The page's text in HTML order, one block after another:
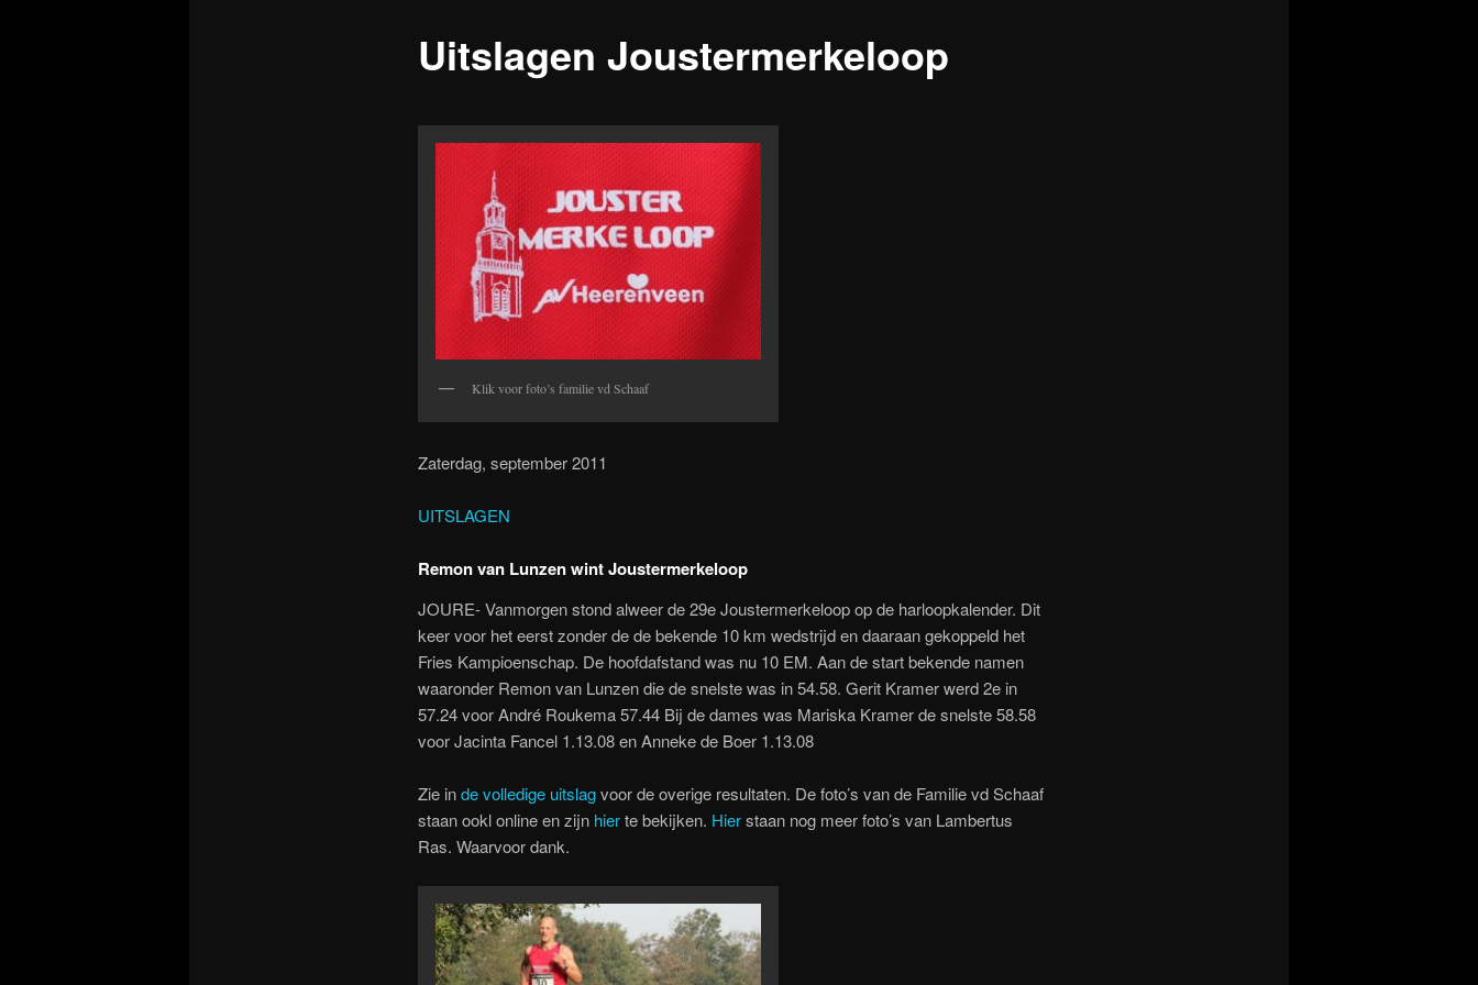
Uitslagen Joustermerkeloop
Klik voor foto’s familie vd Schaaf
Zaterdag, september 2011
UITSLAGEN
Remon van Lunzen wint Joustermerkeloop
JOURE- Vanmorgen stond alweer de 29e Joustermerkeloop op de harloopkalender. Dit
keer voor het eerst zonder de de bekende 10 km wedstrijd en daaraan gekoppeld het
Fries Kampioenschap. De hoofdafstand was nu 10 EM. Aan de start bekende namen
waaronder Remon van Lunzen die de snelste was in 54.58. Gerit Kramer werd 2e in
57.24 voor André Roukema 57.44 Bij de dames was Mariska Kramer de snelste 58.58
voor Jacinta Fancel 1.13.08 en Anneke de Boer 1.13.08
Zie inde volledige uitslagvoor de overige resultaten. De foto’s van de Familie vd Schaaf
staan ookl online en zijn hierte bekijken. Hierstaan nog meer foto’s van Lambertus
Ras. Waarvoor dank.